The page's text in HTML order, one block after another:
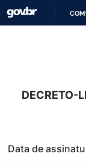
DECRETO-
Data de